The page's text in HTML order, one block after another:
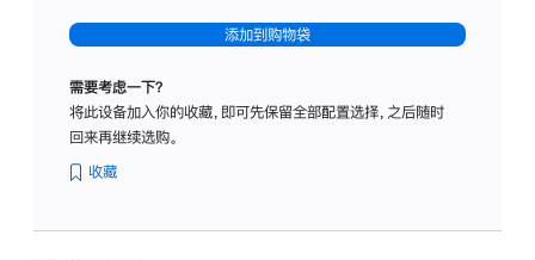
-
标
璃
添加到购物袋
需要考虑一下？
将此设备加入你的收藏，即可先保留全部配置选择，之后随时
回来再继续选购。
收藏